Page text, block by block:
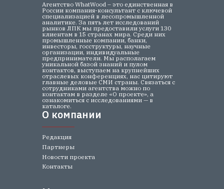
Редакция
Партнеры
Агентство WhatWood – это единственная в
России компания-консультант с ключевой
специализацией в лесопромышленной
аналитике. За пять лет исследований
рынков ЛПК мы предоставили услуги 130
клиентам в 15 странах мира. Среди них
промышленные компании, банки,
инвесторы, госструктуры, научные
организации, индивидуальные
предприниматели. Мы располагаем
уникальной базой знаний и пулом
контактов, выступаем на крупнейших
отраслевых конференциях, нас цитируют
главные деловые СМИ страны. Связаться с
сотрудниками агентства можно по
контактам в разделе «О проекте», а
ознакомиться с исследованиями — в
каталоге.
Новости проекта
Контакты
О компании
О компании